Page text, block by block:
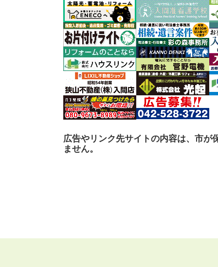
広告やリンク先サイトの内容は、市が
ません。